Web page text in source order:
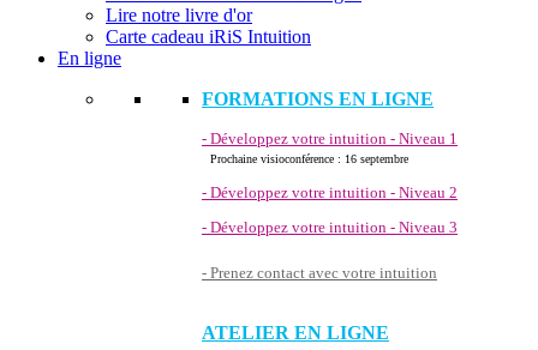
Lire notre livre d'or
Carte cadeau iRiS Intuition
En ligne
FORMATIONS EN LIGNE
- Développez votre intuition - Niveau 1
Prochaine visioconférence : 16 septembre
- Développez votre intuition - Niveau 2
- Développez votre intuition - Niveau 3
- Prenez contact avec votre intuition
ATELIER EN LIGNE